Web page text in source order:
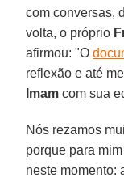
com conversas,
volta, o próprio
afirmou: "O
reflexão e até
Imam com sua
Nós rezamos
porque para
neste momento: